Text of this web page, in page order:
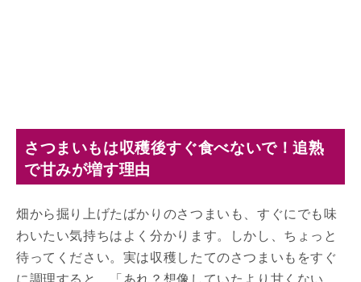
さつまいもは収穫後すぐ食べないで！追熟
で甘みが増す理由
畑から掘り上げたばかりのさつまいも、すぐにでも味
わいたい気持ちはよく分かります。しかし、ちょっと
待ってください。実は収穫したてのさつまいもをすぐ
に調理すると、「あれ？想像していたより甘くない